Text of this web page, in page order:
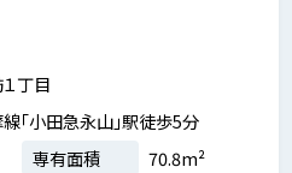
丁目
「小田急永山」駅徒歩5分
専有面積
70.8m²